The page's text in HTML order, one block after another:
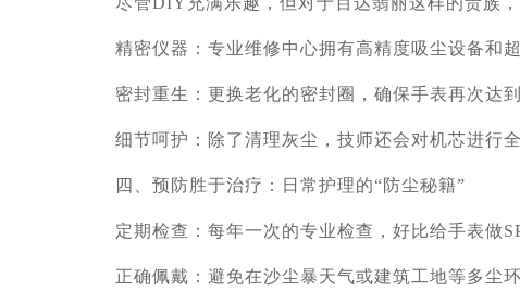
精密仪器：专业维修中心拥有高精度吸尘设备和超
密封重生：更换老化的密封圈，确保手表再次达到
细节呵护：除了清理灰尘，技师还会对机芯进行全
四、预防胜于治疗：日常护理的“防尘秘籍”
定期检查：每年一次的专业检查，好比给手表做
正确佩戴：避免在沙尘暴天气或建筑工地等多尘环